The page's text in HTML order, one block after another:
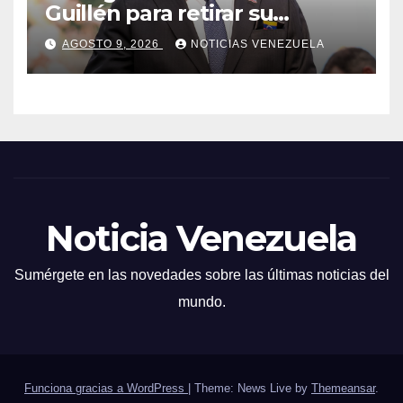
Guillén para retirar su
número
AGOSTO 9, 2026 NOTICIAS VENEZUELA
Noticia Venezuela
Sumérgete en las novedades sobre las últimas noticias del
mundo.
Funciona gracias a WordPress Theme: News Live by Themeansar.